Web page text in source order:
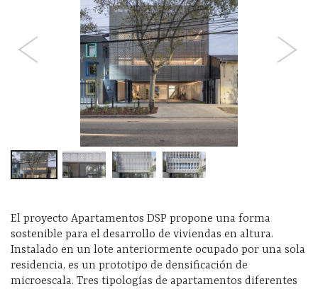
El proyecto Apartamentos DSP propone una forma
sostenible para el desarrollo de viviendas en altura.
Instalado en un lote anteriormente ocupado por una sola
residencia, es un prototipo de densificación de
microescala. Tres tipologías de apartamentos diferentes